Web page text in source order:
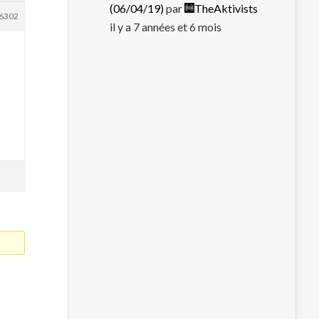
(06/04/19)par
TheAktivists
il y a 7 années et 6 mois